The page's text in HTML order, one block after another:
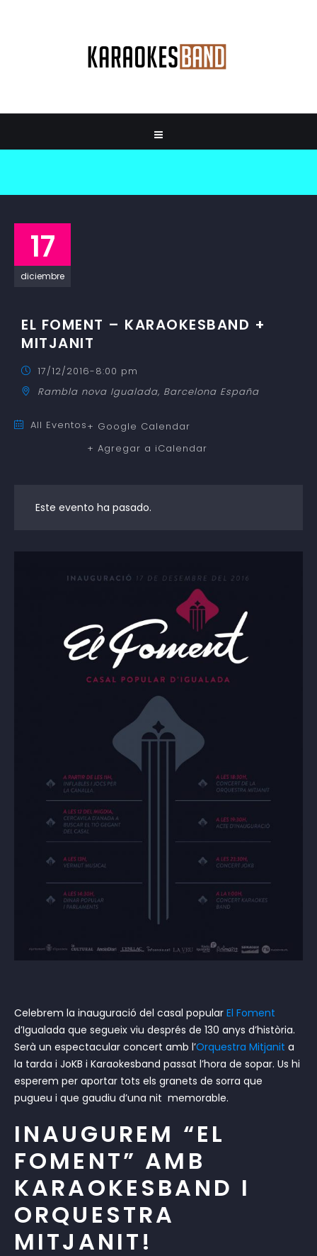
17
diciembre
EL FOMENT – KARAOKESBAND +
MITJANIT
17/12/2016-8:00 pm
Rambla nova Igualada, Barcelona España
All Eventos+ Google Calendar
+ Agregar a iCalendar
Este evento ha pasado.
Celebrem la inauguració del casal popular El Foment
d’Igualada que segueix viu després de 130 anys d’història.
Serà un espectacular concert amb l’Orquestra Mitjanit a
la tarda i JoKB i Karaokesband passat l’hora de sopar. Us hi
esperem per aportar tots els granets de sorra que
pugueu i que gaudiu d’una nit memorable.
INAUGUREM “EL
FOMENT” AMB
KARAOKESBAND I
ORQUESTRA
MITJANIT!